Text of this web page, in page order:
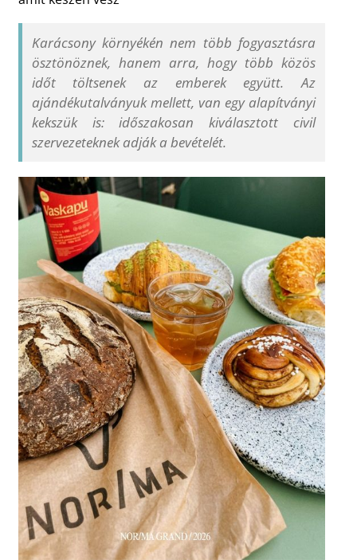
Karácsony környékén nem több fogyasztásra
ösztönöznek, hanem arra, hogy több közös
időt töltsenek az emberek együtt. Az
ajándékutalványuk mellett, van egy alapítványi
kekszük is: időszakosan kiválasztott civil
szervezeteknek adják a bevételét.